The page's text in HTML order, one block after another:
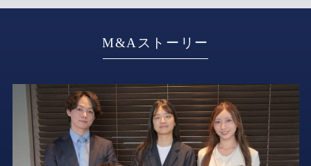
M&Aストーリー